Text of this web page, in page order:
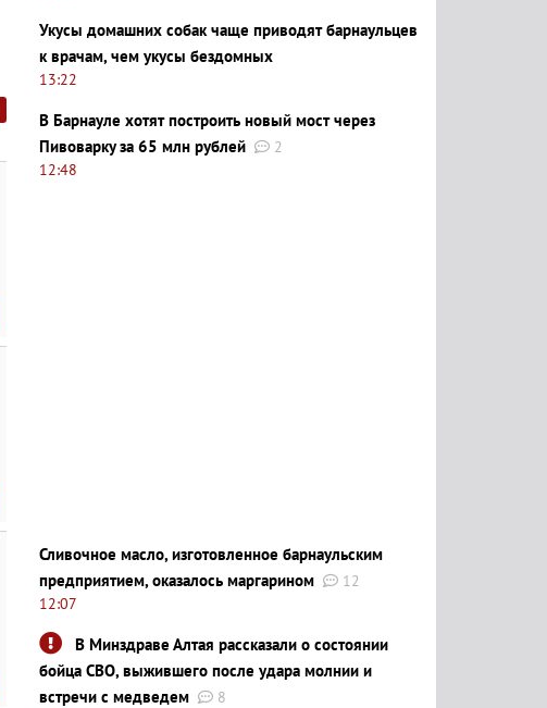
Укусы домашних собак чаще приводят барнаульцев
к врачам, чем укусы бездомных
13:22
В Барнауле хотят построить новый мост через
Пивоварку за 65 млн рублей
2
12:48
Сливочное масло, изготовленное барнаульским
предприятием, оказалось маргарином
12
12:07
В Минздраве Алтая рассказали о состоянии
бойца СВО, выжившего после удара молнии и
встречи с медведем
8